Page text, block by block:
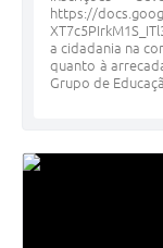
https://
a cidadania na
quanto à
Grupo de